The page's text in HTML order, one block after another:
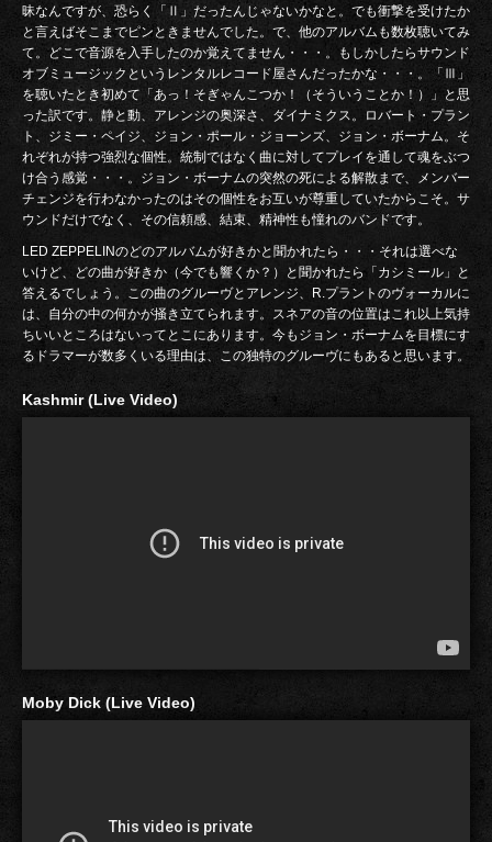
昧なんですが、恐らく「Ⅱ」だったんじゃないかなと。でも衝撃を受けたか
と言えばそこまでピンときませんでした。で、他のアルバムも数枚聴いてみ
て。どこで音源を入手したのか覚えてません・・・。もしかしたらサウンド
オブミュージックというレンタルレコード屋さんだったかな・・・。「Ⅲ」
を聴いたとき初めて「あっ！そぎゃんこつか！（そういうことか！）」と思
った訳です。静と動、アレンジの奥深さ、ダイナミクス。ロバート・プラン
ト、ジミー・ペイジ、ジョン・ポール・ジョーンズ、ジョン・ボーナム。そ
れぞれが持つ強烈な個性。統制ではなく曲に対してプレイを通して魂をぶつ
け合う感覚・・・。ジョン・ボーナムの突然の死による解散まで、メンバー
チェンジを行わなかったのはその個性をお互いが尊重していたからこそ。サ
ウンドだけでなく、その信頼感、結束、精神性も憧れのバンドです。
LED ZEPPELINのどのアルバムが好きかと聞かれたら・・・それは選べな
いけど、どの曲が好きか（今でも響くか？）と聞かれたら「カシミール」と
答えるでしょう。この曲のグルーヴとアレンジ、R.プラントのヴォーカルに
は、自分の中の何かが掻き立てられます。スネアの音の位置はこれ以上気持
ちいいところはないってとこにあります。今もジョン・ボーナムを目標にす
るドラマーが数多くいる理由は、この独特のグルーヴにもあると思います。
Kashmir (Live Video)
Moby Dick (Live Video)